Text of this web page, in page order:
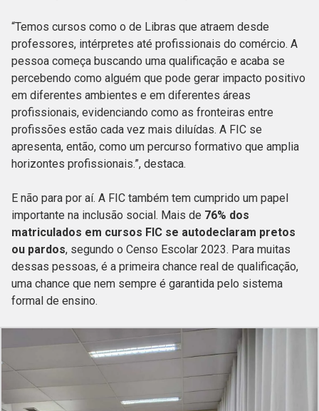
“Temos cursos como o de Libras que atraem desde
professores, intérpretes até profissionais do comércio. A
pessoa começa buscando uma qualificação e acaba se
percebendo como alguém que pode gerar impacto positivo
em diferentes ambientes e em diferentes áreas
profissionais, evidenciando como as fronteiras entre
profissões estão cada vez mais diluídas. A FIC se
apresenta, então, como um percurso formativo que amplia
horizontes profissionais.”, destaca.
E não para por aí. A FIC também tem cumprido um papel
importante na inclusão social. Mais de 76% dos
matriculados em cursos FIC se autodeclaram pretos
ou pardos, segundo o Censo Escolar 2023. Para muitas
dessas pessoas, é a primeira chance real de qualificação,
uma chance que nem sempre é garantida pelo sistema
formal de ensino.